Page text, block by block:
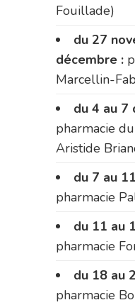
Fouillade)
du 27
décembre :
Marcellin-
du 4 au 7
pharmacie
Aristide
du 7 au
pharmacie
du 11 au
pharmacie
du 18 au
pharmacie